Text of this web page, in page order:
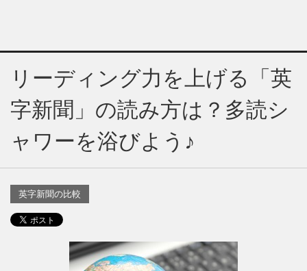
リーディング力を上げる「英
字新聞」の読み方は？多読シ
ャワーを浴びよう♪
英字新聞の比較